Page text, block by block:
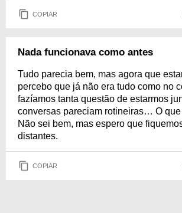
COPIAR
Nada funcionava como antes
Tudo parecia bem, mas agora que
percebo que já não era tudo como no
fazíamos tanta questão de estarmos
conversas pareciam rotineiras… O
Não sei bem, mas espero que
distantes.
COPIAR